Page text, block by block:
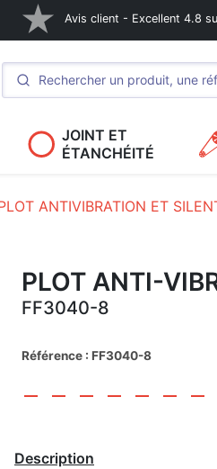
Avis client - Excellent 4.8
JOINT ET
ÉTANCHÉITÉ
ANTIVIBRATION ET
PLOT ANTI-
FF3040-8
Référence : FF3040-8
Description